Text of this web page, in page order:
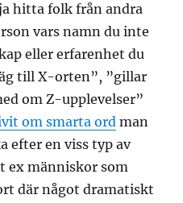
hitta folk från andra
vars namn du inte
eller erfarenhet du
till X-orten”, ”gillar
om Z-upplevelser”
om smarta ord man
efter en viss typ av
ex människor som
där något dramatiskt